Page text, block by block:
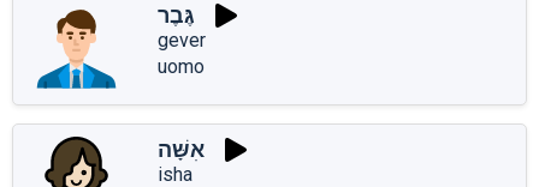
גֶּבֶר
gever
uomo
אִשָּׁה
isha